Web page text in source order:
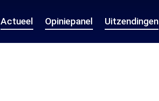
Actueel Opiniepanel Uitzendingen